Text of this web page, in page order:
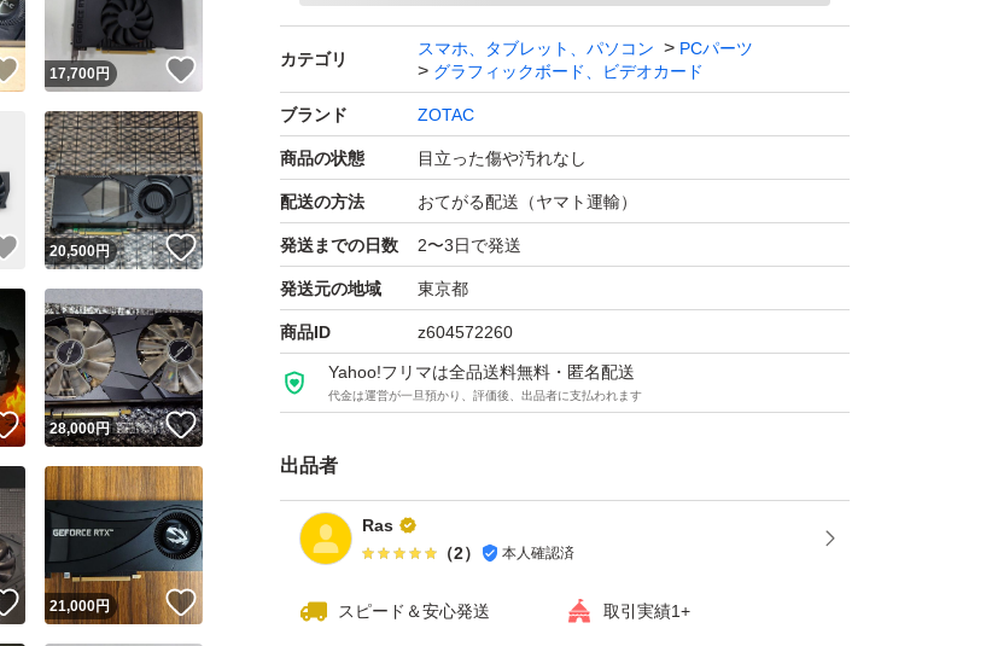
カテゴリ
スマホ、タブレット、パソコン
PCパーツ
グラフィックボード、ビデオカード
ブランド ZOTAC
商品の状態 目立った傷や汚れなし
配送の方法 おてがる配送（ヤマト運輸）
発送までの日数 2〜3日で発送
発送元の地域 東京都
商品ID z604572260
Yahoo!フリマは全品送料無料・匿名配送
代金は運営が一旦預かり、評価後、出品者に支払われます
出品者
Ras
（2） 本人確認済
スピード＆安心発送 取引実績1+
いいね！
17,700円
いいね！
20,500円 いいね！
いいね！
28,000円 いいね！
いいね！
21,000円